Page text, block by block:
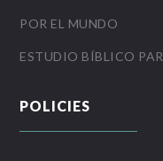
POR EL MUNDO
ESTUDIO BÍBLICO
POLICIES